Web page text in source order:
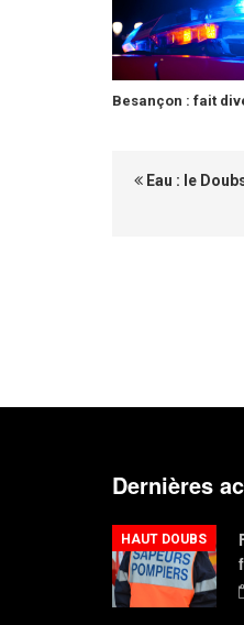
Besançon : fait
Eau : le
Dernières
HAUT DOUBS